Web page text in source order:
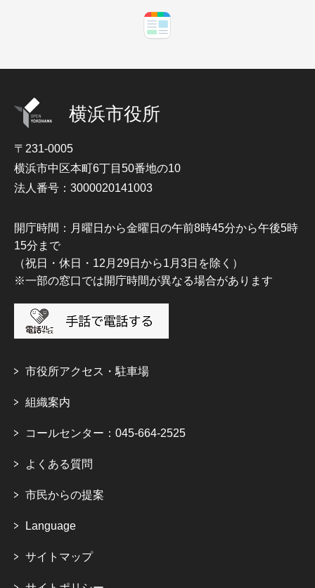
横浜市役所
〒231-0005
横浜市中区本町6丁目50番地の10
法人番号：3000020141003
開庁時間：月曜日から金曜日の午前8時45分から午後5時
15分まで
（祝日・休日・12月29日から1月3日を除く）
※一部の窓口では開庁時間が異なる場合があります
市役所アクセス・駐車場
組織案内
コールセンター：045-664-2525
よくある質問
市民からの提案
Language
サイトマップ